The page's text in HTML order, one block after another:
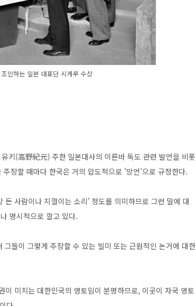
인하는 일본 대표단 시게루 수상
키(高野紀元) 주한 일본대사의 이른바 독도 관련 발언을 비롯
장할 때마다 한국은 거의 압도적으로 '망언'으로 규정한다.
사람이나 지껄이는 소리' 정도를 의미하므로 그런 말에 대
명시적으로 깔고 있다.
들이 그렇게 주장할 수 있는 빌미 또는 근원적인 논거에 대한
미치는 대한민국의 영토임이 분명하므로, 이곳이 자국 영토